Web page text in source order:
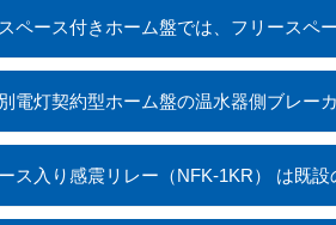
ペース付きホーム盤では、フリースペ
電灯契約型ホーム盤の温水器側ブレー
ス入り感震リレー（NFK-1KR） は既設